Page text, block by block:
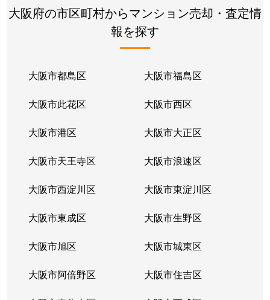
大阪府の市区町村からマンション売却・査定情
報を探す
大阪市都島区 大阪市福島区
大阪市此花区 大阪市西区
大阪市港区 大阪市大正区
大阪市天王寺区 大阪市浪速区
大阪市西淀川区 大阪市東淀川区
大阪市東成区 大阪市生野区
大阪市旭区 大阪市城東区
大阪市阿倍野区 大阪市住吉区